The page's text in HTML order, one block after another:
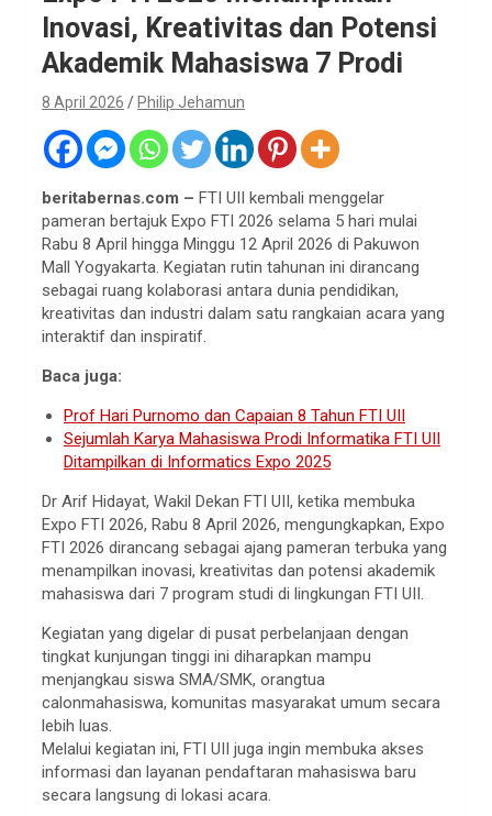
Inovasi, Kreativitas dan Potensi
Akademik Mahasiswa 7 Prodi
8 April 2026 Philip Jehamun
beritabernas.com – FTI UII kembali menggelar
pameran bertajuk Expo FTI 2026 selama 5 hari mulai
Rabu 8 April hingga Minggu 12 April 2026 di Pakuwon
Mall Yogyakarta. Kegiatan rutin tahunan ini dirancang
sebagai ruang kolaborasi antara dunia pendidikan,
kreativitas dan industri dalam satu rangkaian acara yang
interaktif dan inspiratif.
Baca juga:
Prof Hari Purnomo dan Capaian 8 Tahun FTI UII
Sejumlah Karya Mahasiswa Prodi Informatika FTI UII
Ditampilkan di Informatics Expo 2025
Dr Arif Hidayat, Wakil Dekan FTI UII, ketika membuka
Expo FTI 2026, Rabu 8 April 2026, mengungkapkan, Expo
FTI 2026 dirancang sebagai ajang pameran terbuka yang
menampilkan inovasi, kreativitas dan potensi akademik
mahasiswa dari 7 program studi di lingkungan FTI UII.
Kegiatan yang digelar di pusat perbelanjaan dengan
tingkat kunjungan tinggi ini diharapkan mampu
menjangkau siswa SMA/SMK, orangtua
calonmahasiswa, komunitas masyarakat umum secara
lebih luas.
Melalui kegiatan ini, FTI UII juga ingin membuka akses
informasi dan layanan pendaftaran mahasiswa baru
secara langsung di lokasi acara.